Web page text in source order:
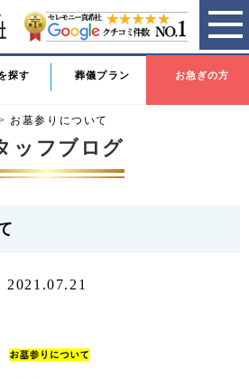
探す 葬儀プラン お急ぎの方
お墓参りについて
ッフブログ
2021.07.21